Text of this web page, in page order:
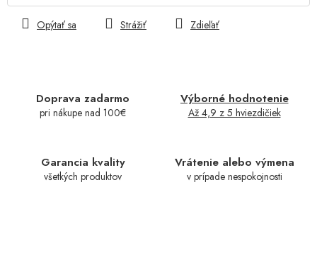
Doprava zadarmo
pri nákupe nad 100€
Výborné hodnotenie
Až 4,9 z 5 hviezdičiek
Garancia kvality
všetkých produktov
Vrátenie alebo výmena
v prípade nespokojnosti
Opýtať sa Strážiť Zdieľať